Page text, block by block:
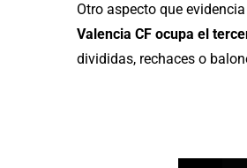
Otro aspecto que
Valencia CF ocupa el
divididas, rechaces o